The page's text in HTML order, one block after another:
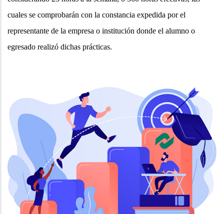
cuales se comprobarán con la constancia expedida por el
representante de la empresa o institución donde el alumno o
egresado realizó dichas prácticas.